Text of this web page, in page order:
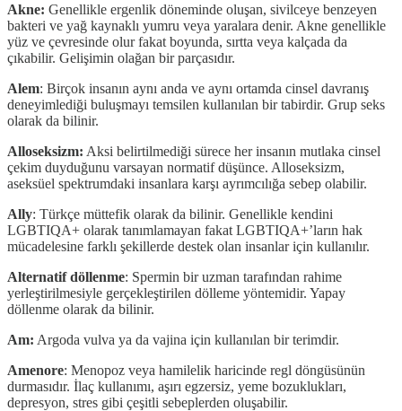
Akne: Genellikle ergenlik döneminde oluşan, sivilceye benzeyen
bakteri ve yağ kaynaklı yumru veya yaralara denir. Akne genellikle
yüz ve çevresinde olur fakat boyunda, sırtta veya kalçada da
çıkabilir. Gelişimin olağan bir parçasıdır.
Alem: Birçok insanın aynı anda ve aynı ortamda cinsel davranış
deneyimlediği buluşmayı temsilen kullanılan bir tabirdir. Grup seks
olarak da bilinir.
Alloseksizm: Aksi belirtilmediği sürece her insanın mutlaka cinsel
çekim duyduğunu varsayan normatif düşünce. Alloseksizm,
aseksüel spektrumdaki insanlara karşı ayrımcılığa sebep olabilir.
Ally: Türkçe müttefik olarak da bilinir. Genellikle kendini
LGBTIQA+ olarak tanımlamayan fakat LGBTIQA+’ların hak
mücadelesine farklı şekillerde destek olan insanlar için kullanılır.
Alternatif döllenme: Spermin bir uzman tarafından rahime
yerleştirilmesiyle gerçekleştirilen dölleme yöntemidir. Yapay
döllenme olarak da bilinir.
Am: Argoda vulva ya da vajina için kullanılan bir terimdir.
Amenore: Menopoz veya hamilelik haricinde regl döngüsünün
durmasıdır. İlaç kullanımı, aşırı egzersiz, yeme bozuklukları,
depresyon, stres gibi çeşitli sebeplerden oluşabilir.